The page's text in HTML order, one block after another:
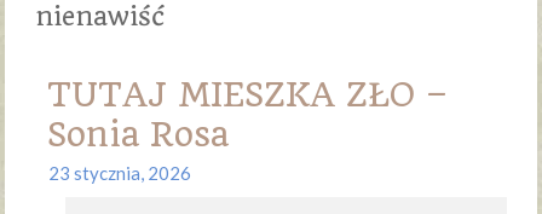
nienawiść
TUTAJ MIESZKA ZŁO –
Sonia Rosa
23 stycznia, 2026